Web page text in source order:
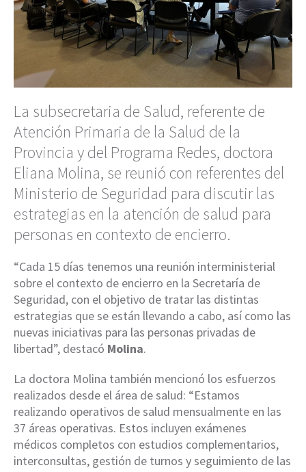
La subsecretaria de Salud, referente de
Atención Primaria de la Salud de la
Provincia y del Programa Redes, doctora
Eliana Molina, se reunió con referentes del
Ministerio de Seguridad para discutir las
estrategias en la atención de salud para
personas en contexto de encierro.
“Cada 15 días tenemos una reunión interministerial
sobre el contexto de encierro en la Secretaría de
Seguridad, con el objetivo de tratar las distintas
estrategias que se están llevando a cabo, así como las
nuevas iniciativas para las personas privadas de
libertad”, destacó Molina.
La doctora Molina también mencionó los esfuerzos
realizados desde el área de salud: “Estamos
realizando operativos de salud mensualmente en las
37 áreas operativas. Estos incluyen exámenes
médicos completos con estudios complementarios,
interconsultas, gestión de turnos y seguimiento de las